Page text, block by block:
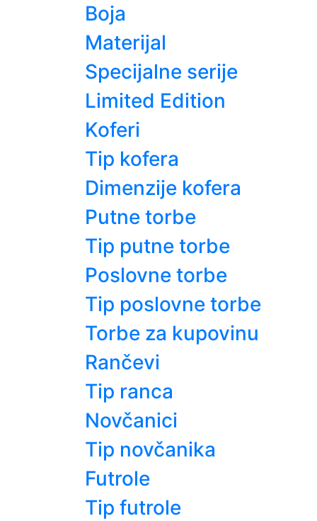
Boja
Materijal
Specijalne serije
Limited Edition
Koferi
Tip kofera
Dimenzije kofera
Putne torbe
Tip putne torbe
Poslovne torbe
Tip poslovne torbe
Torbe za kupovinu
Rančevi
Tip ranca
Novčanici
Tip novčanika
Futrole
Tip futrole